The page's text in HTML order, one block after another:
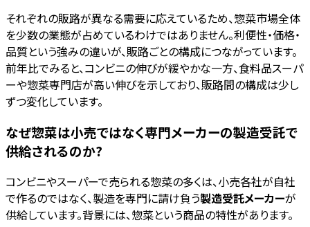
それぞれの販路が異なる需要に応えているため、惣菜市場全体
を少数の業態が占めているわけではありません。利便性・価格・
品質という強みの違いが、販路ごとの構成につながっています。
前年比でみると、コンビニの伸びが緩やかな一方、食料品スーパ
ーや惣菜専門店が高い伸びを示しており、販路間の構成は少し
ずつ変化しています。
なぜ惣菜は小売ではなく専門メーカーの製造受託で
供給されるのか?
コンビニやスーパーで売られる惣菜の多くは、小売各社が自社
で作るのではなく、製造を専門に請け負う製造受託メーカーが
供給しています。背景には、惣菜という商品の特性があります。